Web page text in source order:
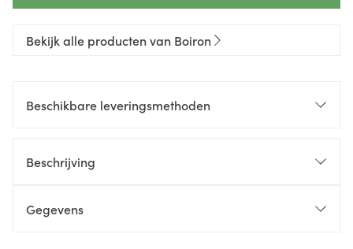
Bekijk alle producten van Boiron
Beschikbare leveringsmethoden
Beschrijving
Gegevens